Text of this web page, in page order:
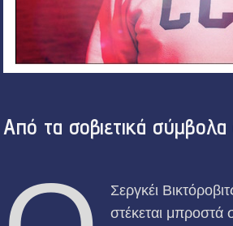
Από τα σοβιετικά
Σεργκέι
στέκεται